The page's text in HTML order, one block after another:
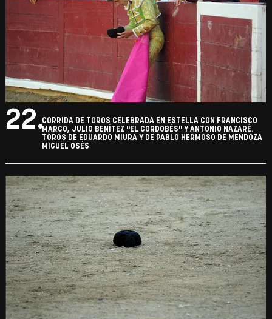
22.CORRIDA DE TOROS CELEBRADA EN ESTELLA CON FRANCISCO
MARCO, JULIO BENÍTEZ "EL CORDOBÉS" Y ANTONIO NAZARÉ.
TOROS DE EDUARDO MIURA Y DE PABLO HERMOSO DE MENDOZA
MIGUEL OSÉS